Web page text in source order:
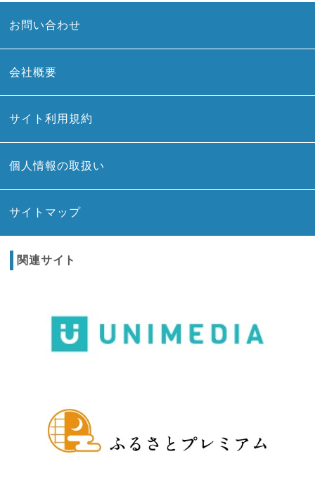
お問い合わせ
会社概要
サイト利用規約
個人情報の取扱い
サイトマップ
関連サイト